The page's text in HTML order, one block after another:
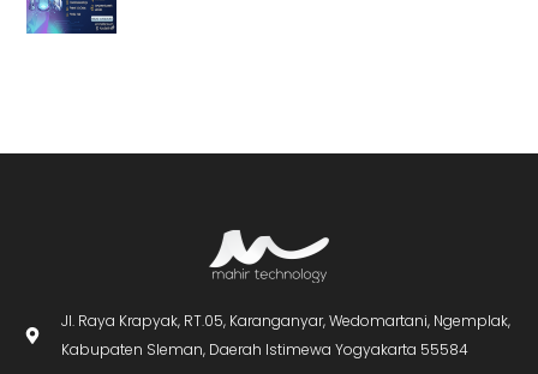
Jl. Raya Krapyak, RT.05, Karanganyar, Wedomartani, Ngemplak,
Kabupaten Sleman, Daerah Istimewa Yogyakarta 55584